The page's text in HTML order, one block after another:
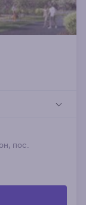
пос.